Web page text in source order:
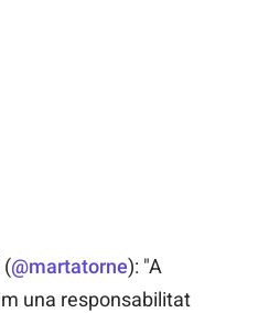
(@martatorne): "A
una responsabilitat